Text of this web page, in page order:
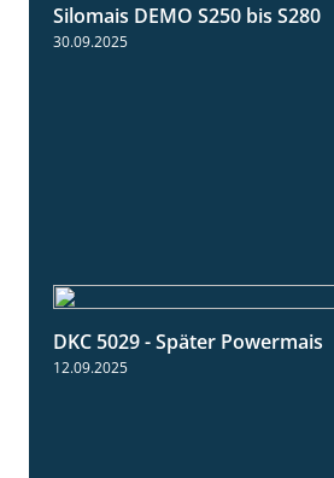
Silomais DEMO S250 bis S280
30.09.2025
DKC 5029 - Später Powermais
12.09.2025